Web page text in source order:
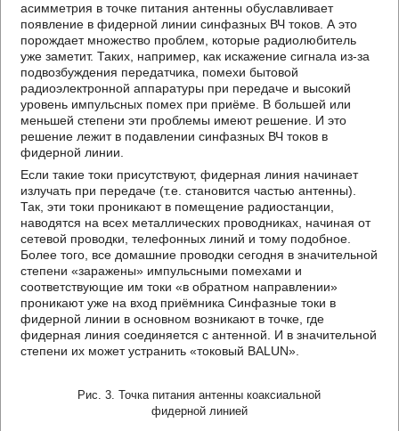
асимметрия в точке питания антенны обуславливает
появление в фидерной линии синфазных ВЧ токов. А это
порождает множество проблем, которые радиолюбитель
уже заметит. Таких, например, как искажение сигнала из-за
подвозбуждения передатчика, помехи бытовой
радиоэлектронной аппаратуры при передаче и высокий
уровень импульсных помех при приёме. В большей или
меньшей степени эти проблемы имеют решение. И это
решение лежит в подавлении синфазных ВЧ токов в
фидерной линии.
Если такие токи присутствуют, фидерная линия начинает
излучать при передаче (т.е. становится частью антенны).
Так, эти токи проникают в помещение радиостанции,
наводятся на всех металлических проводниках, начиная от
сетевой проводки, телефонных линий и тому подобное.
Более того, все домашние проводки сегодня в значительной
степени «заражены» импульсными помехами и
соответствующие им токи «в обратном направлении»
проникают уже на вход приёмника Синфазные токи в
фидерной линии в основном возникают в точке, где
фидерная линия соединяется с антенной. И в значительной
степени их может устранить «токовый BALUN».
Рис. 3. Точка питания антенны коаксиальной
фидерной линией